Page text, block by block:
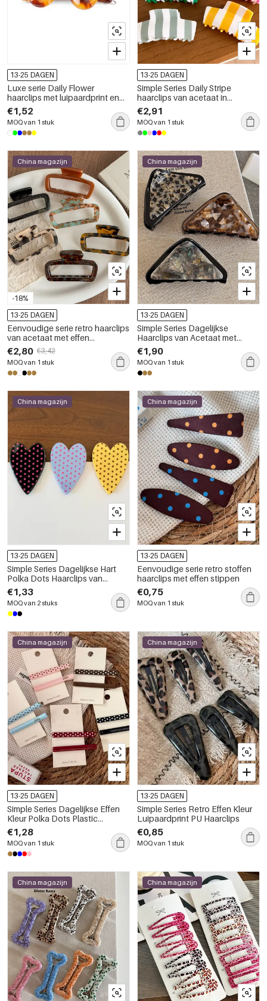
13-25 DAGEN
Luxe serie Daily Flower
haarclips met luipaardprint en
kleurverloop van acetaat en
strass-steentjes
€1,52
MOQ van 1 stuk
13-25 DAGEN
Simple Series Daily Stripe
haarclips van acetaat in
verschillende kleuren
€2,91
MOQ van 1 stuk
-18%
China magazijn
13-25 DAGEN
Eenvoudige serie retro haarclips
van acetaat met effen
luipaardprint en kleurverloop.
€2,80 €3,42
MOQ van 1 stuk
China magazijn
13-25 DAGEN
Simple Series Dagelijkse
Haarclips van Acetaat met
Luipaardprint en Driehoekig
Kleurverloop
€1,90
MOQ van 1 stuk
China magazijn
13-25 DAGEN
Simple Series Dagelijkse Hart
Polka Dots Haarclips van
Acetaat, Unisex
€1,33
MOQ van 2 stuks
China magazijn
13-25 DAGEN
Eenvoudige serie retro stoffen
haarclips met effen stippen
€0,75
MOQ van 1 stuk
China magazijn
13-25 DAGEN
Simple Series Dagelijkse Effen
Kleur Polka Dots Plastic
Haarclips
€1,28
MOQ van 1 stuk
China magazijn
13-25 DAGEN
Simple Series Retro Effen Kleur
Luipaardprint PU Haarclips
€0,85
MOQ van 1 stuk
China magazijn China magazijn